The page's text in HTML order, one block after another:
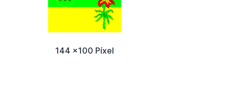
144 x100 Píxel